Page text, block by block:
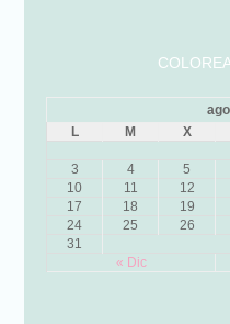
L
M X
« Dic
3
4 5
10
11 12
17
18 19
24
25 26
31